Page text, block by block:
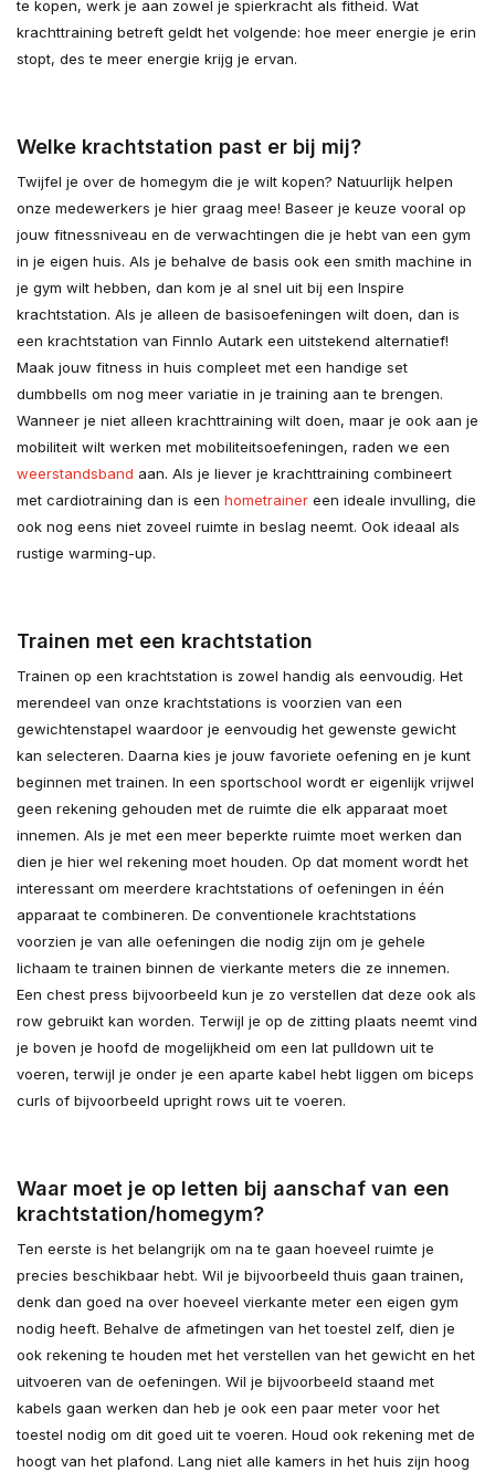
te kopen, werk je aan zowel je spierkracht als fitheid. Wat
krachttraining betreft geldt het volgende: hoe meer energie je erin
stopt, des te meer energie krijg je ervan.
Welke krachtstation past er bij mij?
Twijfel je over de homegym die je wilt kopen? Natuurlijk helpen
onze medewerkers je hier graag mee! Baseer je keuze vooral op
jouw fitnessniveau en de verwachtingen die je hebt van een gym
in je eigen huis. Als je behalve de basis ook een smith machine in
je gym wilt hebben, dan kom je al snel uit bij een Inspire
krachtstation. Als je alleen de basisoefeningen wilt doen, dan is
een krachtstation van Finnlo Autark een uitstekend alternatief!
Maak jouw fitness in huis compleet met een handige set
dumbbells om nog meer variatie in je training aan te brengen.
Wanneer je niet alleen krachttraining wilt doen, maar je ook aan je
mobiliteit wilt werken met mobiliteitsoefeningen, raden we een
weerstandsband aan. Als je liever je krachttraining combineert
met cardiotraining dan is een hometrainer een ideale invulling, die
ook nog eens niet zoveel ruimte in beslag neemt. Ook ideaal als
rustige warming-up.
Trainen met een krachtstation
Trainen op een krachtstation is zowel handig als eenvoudig. Het
merendeel van onze krachtstations is voorzien van een
gewichtenstapel waardoor je eenvoudig het gewenste gewicht
kan selecteren. Daarna kies je jouw favoriete oefening en je kunt
beginnen met trainen. In een sportschool wordt er eigenlijk vrijwel
geen rekening gehouden met de ruimte die elk apparaat moet
innemen. Als je met een meer beperkte ruimte moet werken dan
dien je hier wel rekening moet houden. Op dat moment wordt het
interessant om meerdere krachtstations of oefeningen in één
apparaat te combineren. De conventionele krachtstations
voorzien je van alle oefeningen die nodig zijn om je gehele
lichaam te trainen binnen de vierkante meters die ze innemen.
Een chest press bijvoorbeeld kun je zo verstellen dat deze ook als
row gebruikt kan worden. Terwijl je op de zitting plaats neemt vind
je boven je hoofd de mogelijkheid om een lat pulldown uit te
voeren, terwijl je onder je een aparte kabel hebt liggen om biceps
curls of bijvoorbeeld upright rows uit te voeren.
Waar moet je op letten bij aanschaf van een
krachtstation/homegym?
Ten eerste is het belangrijk om na te gaan hoeveel ruimte je
precies beschikbaar hebt. Wil je bijvoorbeeld thuis gaan trainen,
denk dan goed na over hoeveel vierkante meter een eigen gym
nodig heeft. Behalve de afmetingen van het toestel zelf, dien je
ook rekening te houden met het verstellen van het gewicht en het
uitvoeren van de oefeningen. Wil je bijvoorbeeld staand met
kabels gaan werken dan heb je ook een paar meter voor het
toestel nodig om dit goed uit te voeren. Houd ook rekening met de
hoogt van het plafond. Lang niet alle kamers in het huis zijn hoog